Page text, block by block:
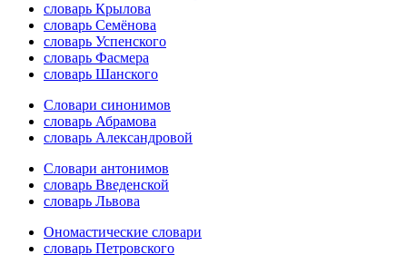
словарь Крылова
словарь Семёнова
словарь Успенского
словарь Фасмера
словарь Шанского
Словари синонимов
словарь Абрамова
словарь Александровой
Словари антонимов
словарь Введенской
словарь Львова
Ономастические словари
словарь Петровского